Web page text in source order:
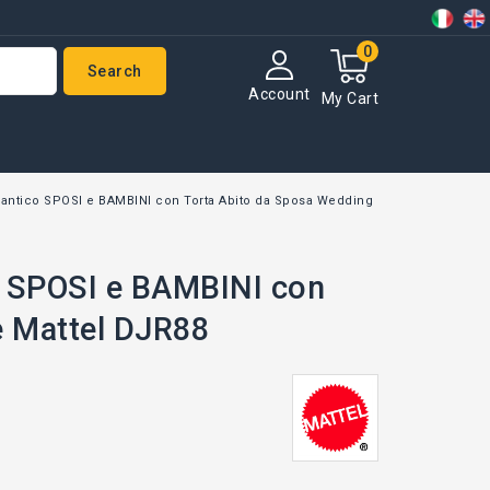
My Cart
0
Account
Search
SPOSI e BAMBINI con Torta Abito da Sposa Wedding
e BAMBINI con
Mattel DJR88